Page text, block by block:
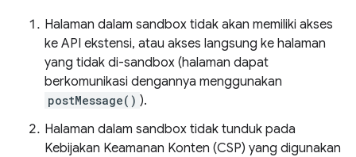
Halaman dalam sandbox tidak akan memiliki akses
ke API ekstensi, atau akses langsung ke halaman
yang tidak di-sandbox (halaman dapat
berkomunikasi dengannya menggunakan
postMessage() ).
Halaman dalam sandbox tidak tunduk pada
Kebijakan Keamanan Konten (CSP) yang digunakan